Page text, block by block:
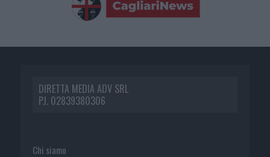
DIRETTA MEDIA ADV SRL
P.I. 02839380306
Chi siamo